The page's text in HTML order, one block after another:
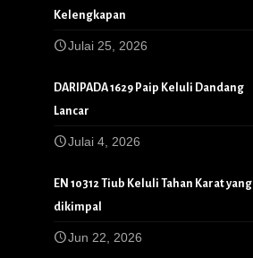
Kelengkapan
Julai 25, 2026
DARIPADA 1629 Paip Keluli Dandang
Lancar
Julai 4, 2026
EN 10312 Tiub Keluli Tahan Karat yang
dikimpal
Jun 22, 2026